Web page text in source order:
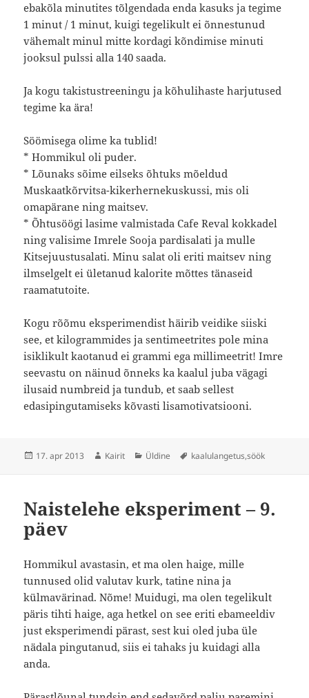
ebakõla minutites tõlgendada enda kasuks ja tegime
1 minut / 1 minut, kuigi tegelikult ei õnnestunud
vähemalt minul mitte kordagi kõndimise minuti
jooksul pulssi alla 140 saada.
Ja kogu takistustreeningu ja kõhulihaste harjutused
tegime ka ära!
Söömisega olime ka tublid!
* Hommikul oli puder.
* Lõunaks sõime eilseks õhtuks mõeldud
Muskaatkõrvitsa-kikerhernekuskussi, mis oli
omapärane ning maitsev.
* Õhtusöögi lasime valmistada Cafe Reval kokkadel
ning valisime Imrele Sooja pardisalati ja mulle
Kitsejuustusalati. Minu salat oli eriti maitsev ning
ilmselgelt ei ületanud kalorite mõttes tänaseid
raamatutoite.
Kogu rõõmu eksperimendist häirib veidike siiski
see, et kilogrammides ja sentimeetrites pole mina
isiklikult kaotanud ei grammi ega millimeetrit! Imre
seevastu on näinud õnneks ka kaalul juba vägagi
ilusaid numbreid ja tundub, et saab sellest
edasipingutamiseks kõvasti lisamotivatsiooni.
Postitatud
17. apr 2013 Autor
Kairit Rubriigid
Üldine Sildid
kaalulangetus,söök
Naistelehe eksperiment – 9.
päev
Hommikul avastasin, et ma olen haige, mille
tunnused olid valutav kurk, tatine nina ja
külmavärinad. Nõme! Muidugi, ma olen tegelikult
päris tihti haige, aga hetkel on see eriti ebameeldiv
just eksperimendi pärast, sest kui oled juba üle
nädala pingutanud, siis ei tahaks ju kuidagi alla
anda.